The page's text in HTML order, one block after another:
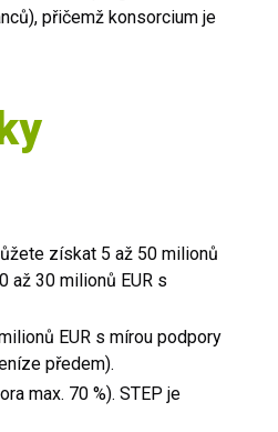
přičemž konsorcium je
získat 5 až 50 milionů
až 30 milionů EUR s
EUR s mírou podpory
předem).
max. 70 %). STEP je